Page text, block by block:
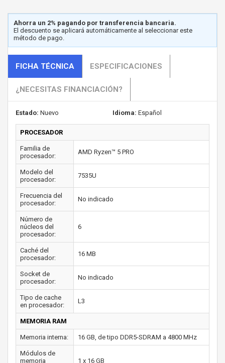
Ahorra un 2% pagando por transferencia bancaria.
El descuento se aplicará automáticamente al seleccionar este
método de pago.
FICHA TÉCNICA ESPECIFICACIONES
¿NECESITAS FINANCIACIÓN?
Estado: Nuevo Idioma: Español
PROCESADOR
Familia de
procesador:
AMD Ryzen™ 5 PRO
Modelo del
procesador:
7535U
Frecuencia del
procesador:
No indicado
Número de
núcleos del
procesador:
6
Caché del
procesador:
16 MB
Socket de
procesador:
No indicado
Tipo de cache
en procesador:
L3
MEMORIA RAM
Memoria interna: 16 GB, de tipo DDR5-SDRAM a 4800 MHz
Módulos de
memoria
1 x 16 GB